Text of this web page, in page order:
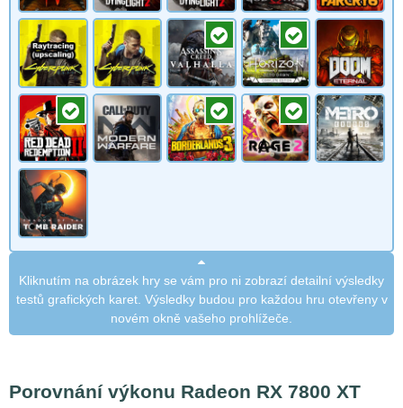
Kliknutím na obrázek hry se vám pro ni zobrazí detailní výsledky
testů grafických karet. Výsledky budou pro každou hru otevřeny v
novém okně vašeho prohlížeče.
Porovnání výkonu Radeon RX 7800 XT